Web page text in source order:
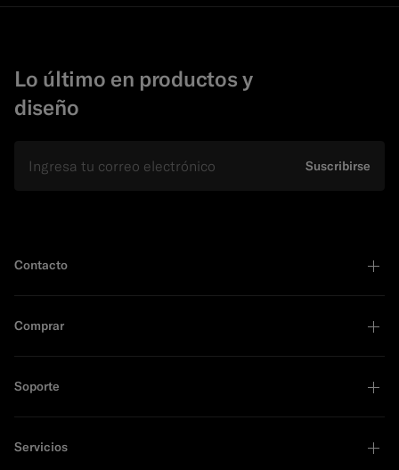
Lo último en productos y
diseño
Suscribirse
Contacto
Comprar
Soporte
Servicios